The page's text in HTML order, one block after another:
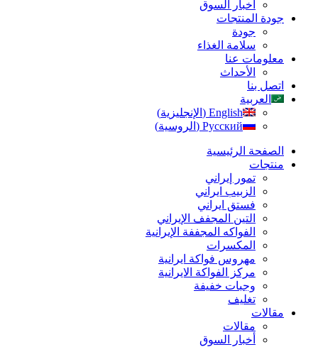
أخبار السوق
جودة المنتجات
جودة
سلامة الغذاء
معلومات عنا
الأحداث
اتصل بنا
العربية
English
( الإنجليزية)
Русский
( الروسية)
الصفحة الرئیسیة
منتجات
تمور إيراني
الزبیب ايراني
فستق ایراني
التين المجفف الإيراني
الفواكه المجففة الإيرانية
المكسرات
مهروس فواکة ایرانیة
مرکز الفواکة الایرانیة
وجبات خفيفة
تغليف
مقالات
مقالات
أخبار السوق